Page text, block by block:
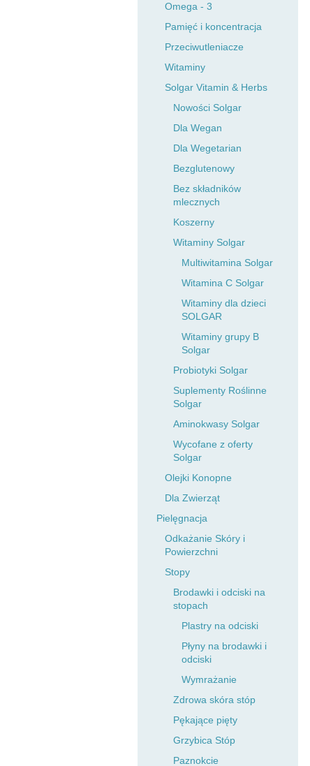
Omega - 3
Pamięć i koncentracja
Przeciwutleniacze
Witaminy
Solgar Vitamin & Herbs
Nowości Solgar
Dla Wegan
Dla Wegetarian
Bezglutenowy
Bez składników
mlecznych
Koszerny
Witaminy Solgar
Multiwitamina Solgar
Witamina C Solgar
Witaminy dla dzieci
SOLGAR
Witaminy grupy B
Solgar
Probiotyki Solgar
Suplementy Roślinne
Solgar
Aminokwasy Solgar
Wycofane z oferty
Solgar
Olejki Konopne
Dla Zwierząt
Pielęgnacja
Odkażanie Skóry i
Powierzchni
Stopy
Brodawki i odciski na
stopach
Plastry na odciski
Płyny na brodawki i
odciski
Wymrażanie
Zdrowa skóra stóp
Pękające pięty
Grzybica Stóp
Paznokcie